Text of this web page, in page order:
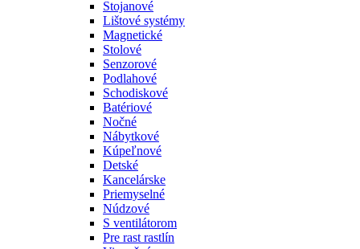
Stojanové
Lištové systémy
Magnetické
Stolové
Senzorové
Podlahové
Schodiskové
Batériové
Nočné
Nábytkové
Kúpeľnové
Detské
Kancelárske
Priemyselné
Núdzové
S ventilátorom
Pre rast rastlín